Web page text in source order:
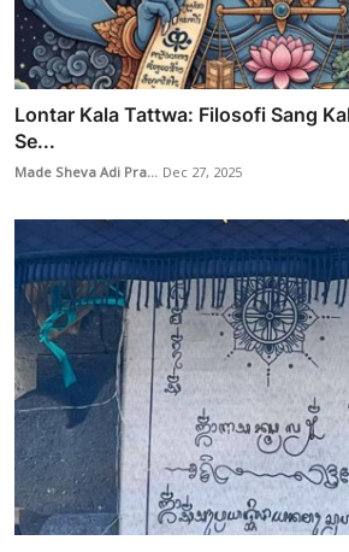
Lontar Kala Tattwa: Filosofi Sang
Se...
Made Sheva Adi Pra... Dec 27, 2025